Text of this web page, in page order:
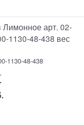
Лимонное арт. 02-
1130-48-438 вес
1130-48-438